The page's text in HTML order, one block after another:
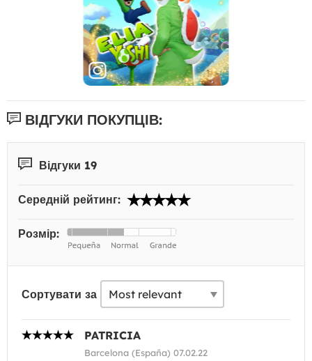
ВІДГУКИ ПОКУПЦІВ:
Відгуки 19
Середній рейтинг:
Розмір:
Сортувати за
PATRICIA
Barcelona (España) 07.02.22